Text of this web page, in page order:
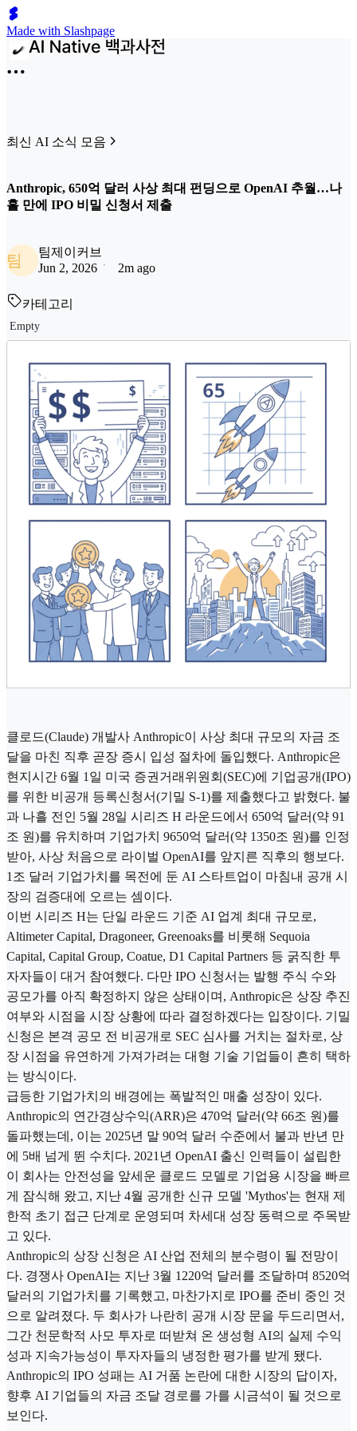
Made with Slashpage
최신 AI 소식 모음
Anthropic, 650억 달러 사상 최대 펀딩으로 OpenAI 추월…나
흘 만에 IPO 비밀 신청서 제출
팀
팀제이커브
Jun 2, 2026
2m ago
카테고리
Empty
클로드(Claude) 개발사 Anthropic이 사상 최대 규모의 자금 조
달을 마친 직후 곧장 증시 입성 절차에 돌입했다. Anthropic은
현지시간 6월 1일 미국 증권거래위원회(SEC)에 기업공개(IPO)
를 위한 비공개 등록신청서(기밀 S-1)를 제출했다고 밝혔다. 불
과 나흘 전인 5월 28일 시리즈 H 라운드에서 650억 달러(약 91
조 원)를 유치하며 기업가치 9650억 달러(약 1350조 원)를 인정
받아, 사상 처음으로 라이벌 OpenAI를 앞지른 직후의 행보다.
1조 달러 기업가치를 목전에 둔 AI 스타트업이 마침내 공개 시
장의 검증대에 오르는 셈이다.
이번 시리즈 H는 단일 라운드 기준 AI 업계 최대 규모로,
Altimeter Capital, Dragoneer, Greenoaks를 비롯해 Sequoia
Capital, Capital Group, Coatue, D1 Capital Partners 등 굵직한 투
자자들이 대거 참여했다. 다만 IPO 신청서는 발행 주식 수와
공모가를 아직 확정하지 않은 상태이며, Anthropic은 상장 추진
여부와 시점을 시장 상황에 따라 결정하겠다는 입장이다. 기밀
신청은 본격 공모 전 비공개로 SEC 심사를 거치는 절차로, 상
장 시점을 유연하게 가져가려는 대형 기술 기업들이 흔히 택하
는 방식이다.
급등한 기업가치의 배경에는 폭발적인 매출 성장이 있다.
Anthropic의 연간경상수익(ARR)은 470억 달러(약 66조 원)를
돌파했는데, 이는 2025년 말 90억 달러 수준에서 불과 반년 만
에 5배 넘게 뛴 수치다. 2021년 OpenAI 출신 인력들이 설립한
이 회사는 안전성을 앞세운 클로드 모델로 기업용 시장을 빠르
게 잠식해 왔고, 지난 4월 공개한 신규 모델 'Mythos'는 현재 제
한적 초기 접근 단계로 운영되며 차세대 성장 동력으로 주목받
고 있다.
Anthropic의 상장 신청은 AI 산업 전체의 분수령이 될 전망이
다. 경쟁사 OpenAI는 지난 3월 1220억 달러를 조달하며 8520억
달러의 기업가치를 기록했고, 마찬가지로 IPO를 준비 중인 것
으로 알려졌다. 두 회사가 나란히 공개 시장 문을 두드리면서,
그간 천문학적 사모 투자로 떠받쳐 온 생성형 AI의 실제 수익
성과 지속가능성이 투자자들의 냉정한 평가를 받게 됐다.
Anthropic의 IPO 성패는 AI 거품 논란에 대한 시장의 답이자,
향후 AI 기업들의 자금 조달 경로를 가를 시금석이 될 것으로
보인다.